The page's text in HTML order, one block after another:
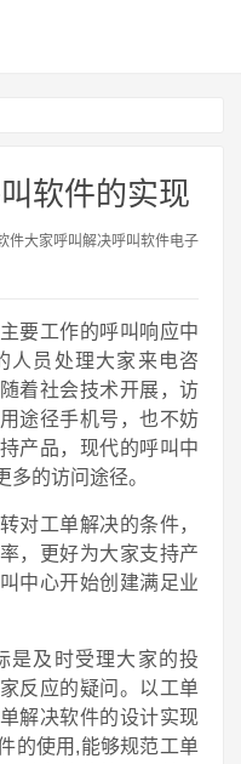
软件的实现
件大家呼叫解决呼叫软件电子
要工作的呼叫响应中
人员处理大家来电咨
着社会技术开展，访
途径手机号，也不妨
产品，现代的呼叫中
的访问途径。
对工单解决的条件，
，更好为大家支持产
中心开始创建满足业
是及时受理大家的投
反应的疑问。以工单
解决软件的设计实现
的使用,能够规范工单